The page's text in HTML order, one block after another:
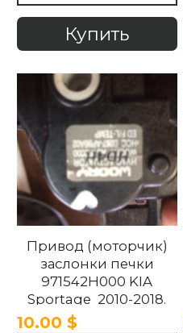
Купить
Привод (моторчик)
заслонки печки
971542H000 KIA
Sportage 2010-2018.
10.00 $